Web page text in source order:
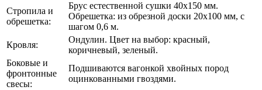
Стропила и
обрешетка:
Брус естественной сушки 40х150 мм.
Обрешетка: из обрезной доски 20х100 мм, с
шагом 0,6 м.
Кровля:
Ондулин. Цвет на выбор: красный,
коричневый, зеленый.
Боковые и
фронтонные
свесы:
Подшиваются вагонкой хвойных пород
оцинкованными гвоздями.